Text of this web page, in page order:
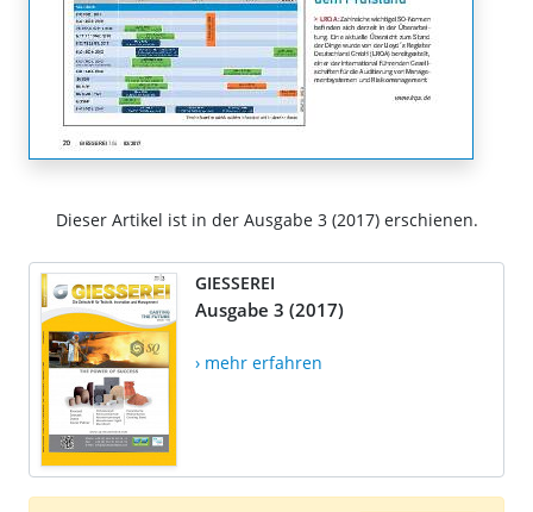
Dieser Artikel ist in der Ausgabe 3 (2017) erschienen.
GIESSEREI
Ausgabe 3 (2017)
› mehr erfahren